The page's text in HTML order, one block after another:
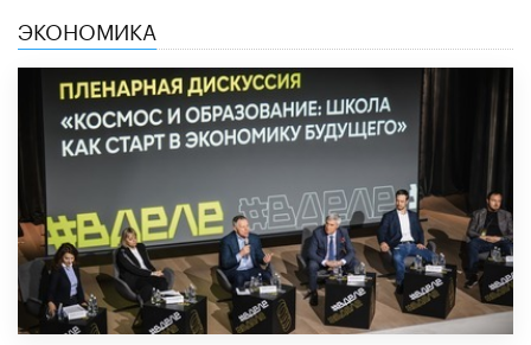
ЭКОНОМИКА